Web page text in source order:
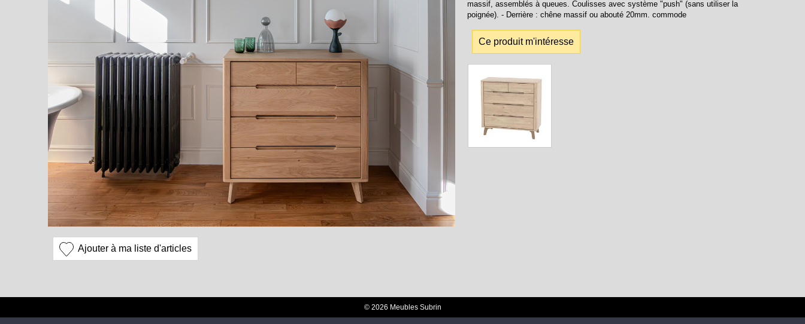
Ajouter à ma liste d'articles
massif, assemblés à queues. Coulisses avec système "push" (sans utiliser la
poignée). - Derrière : chêne massif ou abouté 20mm. commode
Ce produit m'intéresse
© 2026 Meubles Subrin